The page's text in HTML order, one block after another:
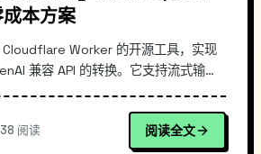
本方案
Worker 的开源工具，实现
兼容 API 的转换。它支持流式输
开发框架中集成 Jimmy 模型，却受限
的开发者，这个项目提供了开箱即用的
阅读 阅读全文